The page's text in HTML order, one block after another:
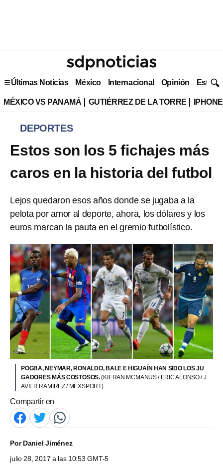
Últimas Noticias México Internacional Opinión Estilo
MÉXICO VS PANAMÁ GUTIÉRREZ DE LA TORRE
DEPORTES
Estos son los 5 fichajes más
caros en la historia del futbol
Lejos quedaron esos años donde se jugaba a la
pelota por amor al deporte, ahora, los dólares y los
euros marcan la pauta en el gremio futbolístico.
POGBA, NEYMAR, RONALDO, BALE E HIGUAÍN HAN SIDO LOS JU
GADORES MÁS COSTOSOS.(KIERAN MCMANUS / ERIC ALONSO / J
AVIER RAMIREZ / MEXSPORT)
Compartir en
PorDaniel Jiménez
julio 28, 2017 a las 10:53 GMT-5